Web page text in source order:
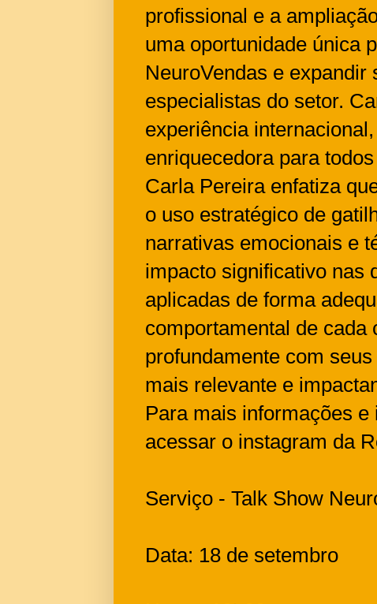
profissional e a
uma oportunidade única
NeuroVendas e expandir
especialistas do setor.
experiência
enriquecedora para
Carla Pereira enfatiza
o uso estratégico de
narrativas emocionais e
impacto significativo nas
aplicadas de forma
comportamental de cada
profundamente com
mais relevante e
Para mais informações
acessar o instagram da
Serviço - Talk Show
Data: 18 de setembro